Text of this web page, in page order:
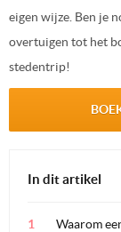
eigen wijze. Ben je
overtuigen tot het
stedentrip!
In dit artikel
Waarom